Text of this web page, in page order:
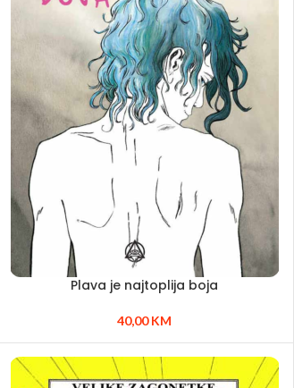
Plava je najtoplija boja
40,00KM